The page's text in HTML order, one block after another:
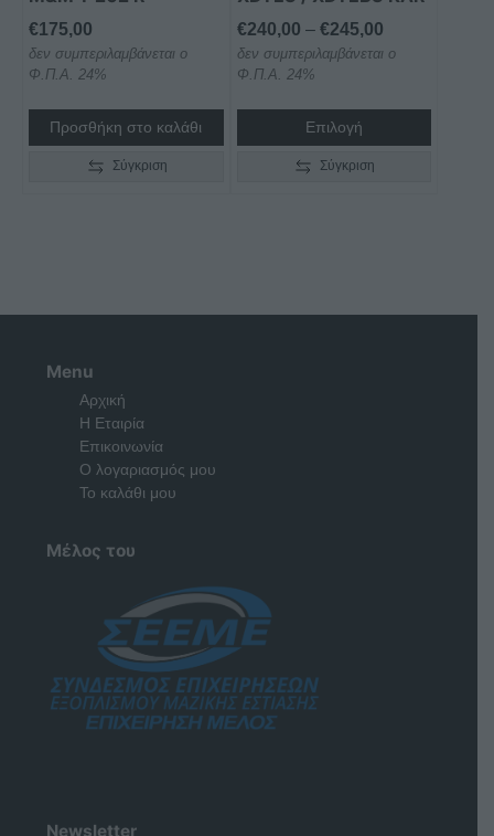
€175,00
δεν συμπεριλαμβάνεται ο
Φ.Π.Α. 24%
Προσθήκη στο καλάθι
Σύγκριση
€240,00 – €245,00Price
range:
through
δεν συμπεριλαμβάνεται ο
Φ.Π.Α. 24%
Επιλογή
σελίδα
του
Σύγκριση
Menu
Αρχική
Η Εταιρία
Επικοινωνία
Ο λογαριασμός μου
Το καλάθι μου
Μέλος του
Newsletter